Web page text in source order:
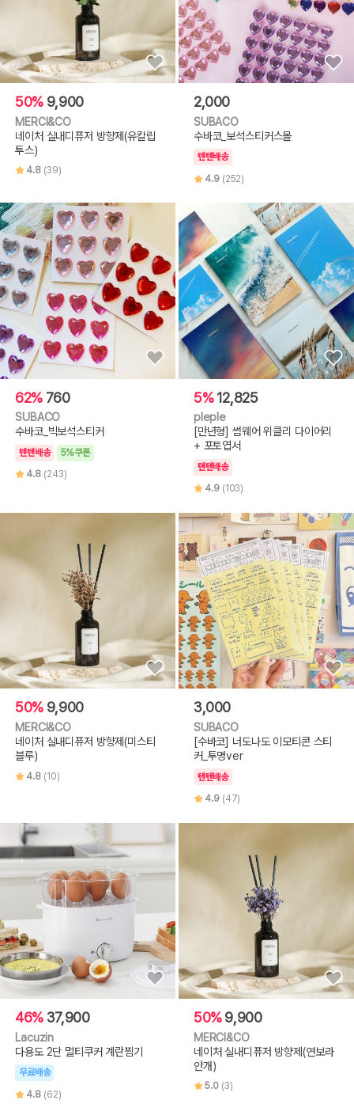
50% 9,900
MERCI&CO
네이처 실내디퓨저 방향제(유칼립
투스)
4.8 (39)
2,000
SUBACO
수바코_보석스티커스몰
텐텐배송
4.9 (252)
62% 760
SUBACO
수바코_빅보석스티커
텐텐배송
5%쿠폰
4.8 (243)
5% 12,825
pleple
[만년형] 썸웨어 위클리 다이어리
+ 포토엽서
텐텐배송
4.9 (103)
50% 9,900
MERCI&CO
네이처 실내디퓨저 방향제(미스티
블루)
4.8 (10)
3,000
SUBACO
[수바코] 너도나도 이모티콘 스티
커_투명ver
텐텐배송
4.9 (47)
46% 37,900
Lacuzin
다용도 2단 멀티쿠커 계란찜기
무료배송
4.8 (62)
50%9,900
MERCI&CO
네이처 실내디퓨저 방향제(연보라
안개)
5.0 (3)